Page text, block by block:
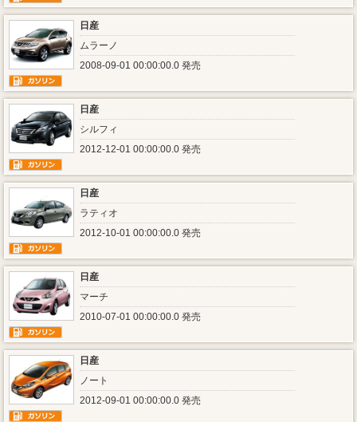
日産
ムラーノ
2008-09-01 00:00:00.0 発売
日産
シルフィ
2012-12-01 00:00:00.0 発売
日産
ラティオ
2012-10-01 00:00:00.0 発売
日産
マーチ
2010-07-01 00:00:00.0 発売
日産
ノート
2012-09-01 00:00:00.0 発売